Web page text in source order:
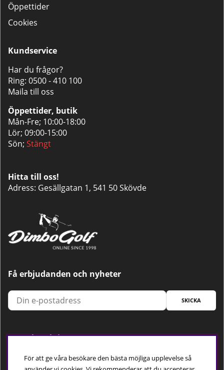
Öppettider
Cookies
Kundservice
Har du frågor?
Ring: 0500 - 410 100
Maila till oss
Öppettider, butik
Mån-Fre; 10:00-18:00
Lör; 09:00-15:00
Sön; Stängt
Hitta till oss!
Adress: Gesällgatan 1, 541 50 Skövde
Få erbjudanden och nyheter
SKICKA
Trygg betalning
För att ge våra besökare den bästa möjliga upplevelse så